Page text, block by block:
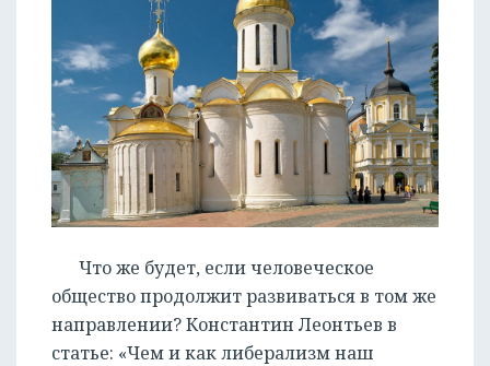
Что же будет, если человеческое
общество продолжит развиваться в том же
направлении? Константин Леонтьев в
статье: «Чем и как либерализм наш